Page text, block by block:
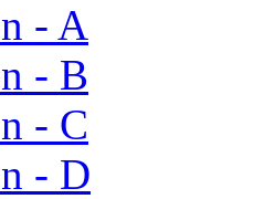
- A
- B
- C
- D